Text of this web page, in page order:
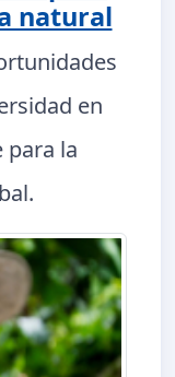
natural
en
para la